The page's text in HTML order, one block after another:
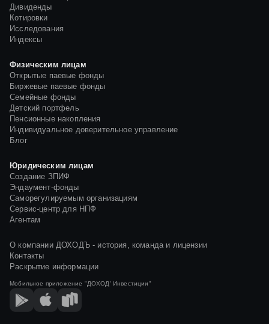
Дивиденды
Котировки
Исследования
Индексы
Физическим лицам
Открытые паевые фонды
Биржевые паевые фонды
Семейные фонды
Детский портфель
Пенсионные накопления
Индивидуальное доверительное управление
Блог
Юридическим лицам
Создание ЗПИФ
Эндаумент-фонды
Саморегулируемым организациям
Сервис-центр для НПФ
Агентам
О компании ДОХОДЪ - история, команда и лицензии
Контакты
Раскрытие информации
Мобильное приложение "ДОХОД' Инвестиции"